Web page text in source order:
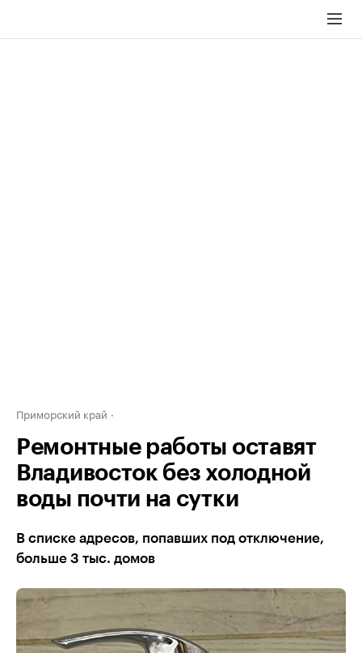
Приморский край
Ремонтные работы оставят
Владивосток без холодной
воды почти на сутки
В списке адресов, попавших под отключение,
больше 3 тыс. домов